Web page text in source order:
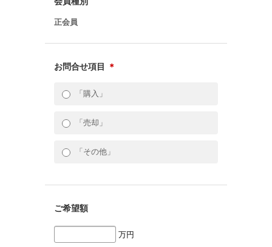
正会員
お問合せ項目 ＊
「購入」
「売却」
「その他」
ご希望額
万円